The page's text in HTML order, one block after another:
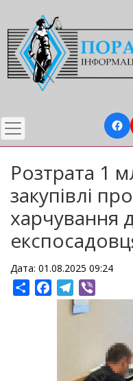
до
основного
вмісту
Розтрата 1
закупівлі
харчування
Дата: 01.08.2025 09:24
ShareFacebookTelegram